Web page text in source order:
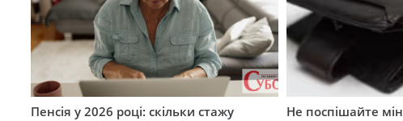
Пенсія у 2026 році: скільки стажу
Не поспішайте